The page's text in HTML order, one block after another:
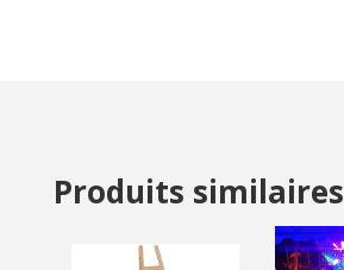
Produits similaires